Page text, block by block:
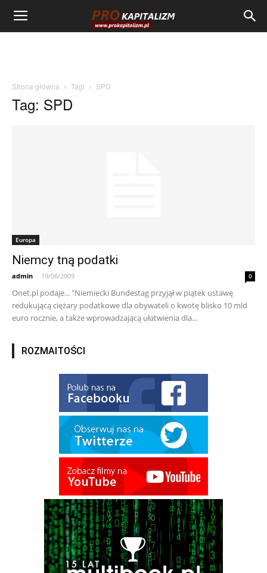
Strona główna Tagi SPD
Tag: SPD
Europa
Niemcy tną podatki
admin - 19/06/2009 0
Onet.pl podaje... "Niemiecki Bundestag przyjął w piątek ustawę
redukującą ciężary podatkowe dla obywateli o kwotę blisko 10 mld
euro rocznie, a także wprowadzającą ułatwienia dla...
ROZMAITOŚCI